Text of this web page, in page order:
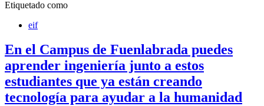
Etiquetado como
eif
En el Campus de Fuenlabrada puedes
aprender ingeniería junto a estos
estudiantes que ya están creando
tecnología para ayudar a la humanidad